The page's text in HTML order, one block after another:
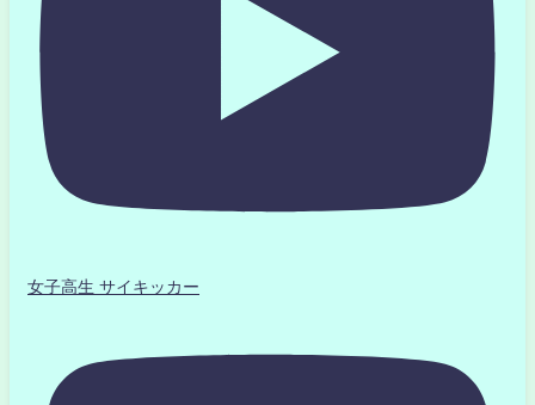
女子高生 サイキッカー